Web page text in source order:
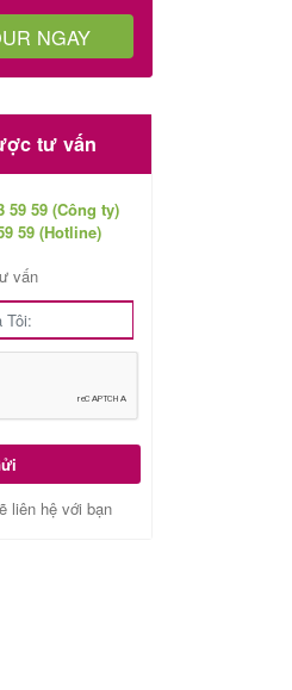
NGAY
tư vấn
59 59 (Công ty)
59 (Hotline)
vấn
liên hệ với bạn